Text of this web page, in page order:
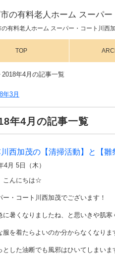
市の有料老人ホーム スーパ
の有料老人ホーム スーパー・コート川西
TOP
2018年4月の記事一覧
年3月
年4月の記事一覧
西加茂の【清掃活動】と【雛
4月 5日（木）
こんにちは☆
ー・コート川西加茂でございます！
に暑くなりましたね、と思いきや肌寒
服を着たらよいのか分からなくなりま
とした油断でも風邪はひいてしまい